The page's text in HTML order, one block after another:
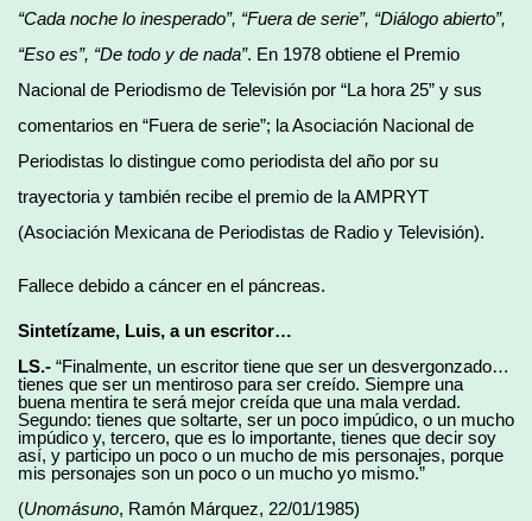
“Cada noche lo inesperado”, “Fuera de serie”, “Diálogo abierto”,
“Eso es”, “De todo y de nada”. En 1978 obtiene el Premio
Nacional de Periodismo de Televisión por “La hora 25” y sus
comentarios en “Fuera de serie”; la Asociación Nacional de
Periodistas lo distingue como periodista del año por su
trayectoria y también recibe el premio de la AMPRYT
(Asociación Mexicana de Periodistas de Radio y Televisión).
Fallece debido a cáncer en el páncreas.
Sintetízame, Luis, a un escritor…
LS.- “Finalmente, un escritor tiene que ser un desvergonzado…
tienes que ser un mentiroso para ser creído. Siempre una
buena mentira te será mejor creída que una mala verdad.
Segundo: tienes que soltarte, ser un poco impúdico, o un mucho
impúdico y, tercero, que es lo importante, tienes que decir soy
así, y participo un poco o un mucho de mis personajes, porque
mis personajes son un poco o un mucho yo mismo.”
(Unomásuno, Ramón Márquez, 22/01/1985)